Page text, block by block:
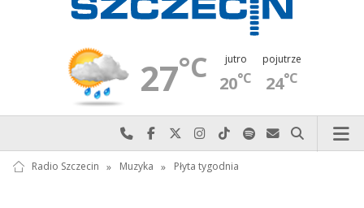
27°C jutro
20°C
pojutrze
24°C
Najlepiej po prostu do nas zadzwoń
Odwiedź nas na Facebook-u
Odwiedź nas na X
Odwiedź nas na Instagram-ie
Odwiedź nas na TikTok-u
Szukaj nas na Spotify
Wyślij do nas
Szukaj
Radio Szczecin » Muzyka » Płyta tygodnia